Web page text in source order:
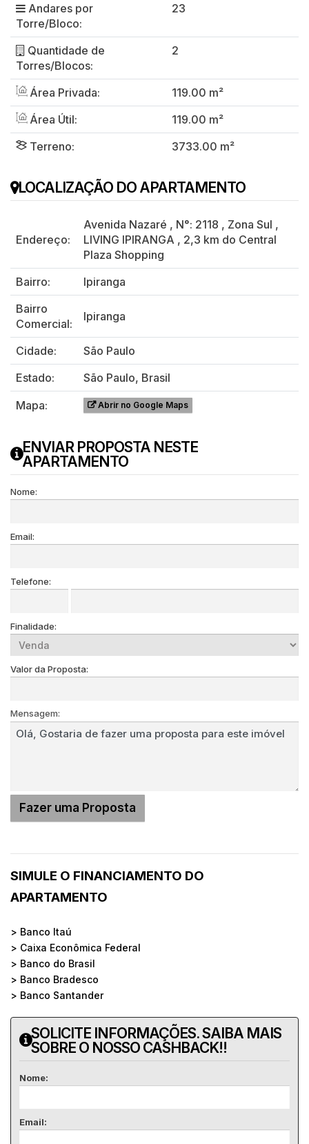
Andares por
Torre/Bloco:
23
Quantidade de
Torres/Blocos:
2
Área Privada:
119.00 m²
Área Útil:
119.00 m²
Terreno:
3733.00 m²
LOCALIZAÇÃO DO APARTAMENTO
Endereço:
Avenida Nazaré , N°: 2118 , Zona Sul ,
LIVING IPIRANGA , 2,3 km do Central
Plaza Shopping
Bairro:
Ipiranga
Bairro
Comercial:
Ipiranga
Cidade:
São Paulo
Estado:
São Paulo, Brasil
Mapa:
Abrir no Google Maps
ENVIAR PROPOSTA NESTE
APARTAMENTO
Nome:
Email:
Telefone:
Finalidade:
Valor da Proposta:
Mensagem:
SIMULE O FINANCIAMENTO DO
APARTAMENTO
> Banco Itaú
> Caixa Econômica Federal
> Banco do Brasil
> Banco Bradesco
> Banco Santander
SOLICITE INFORMAÇÕES. SAIBA MAIS
SOBRE O NOSSO CASHBACK!!
Nome:
Email: